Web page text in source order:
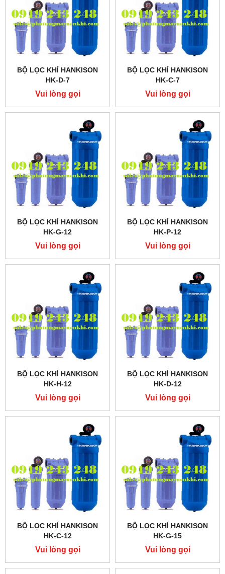
BỘ LỌC KHÍ HANKISON
HK-D-7
Vui lòng gọi
BỘ LỌC KHÍ HANKISON
HK-C-7
Vui lòng gọi
BỘ LỌC KHÍ HANKISON
HK-G-12
Vui lòng gọi
BỘ LỌC KHÍ HANKISON
HK-P-12
Vui lòng gọi
BỘ LỌC KHÍ HANKISON
HK-H-12
Vui lòng gọi
BỘ LỌC KHÍ HANKISON
HK-D-12
Vui lòng gọi
BỘ LỌC KHÍ HANKISON
HK-C-12
Vui lòng gọi
BỘ LỌC KHÍ HANKISON
HK-G-15
Vui lòng gọi